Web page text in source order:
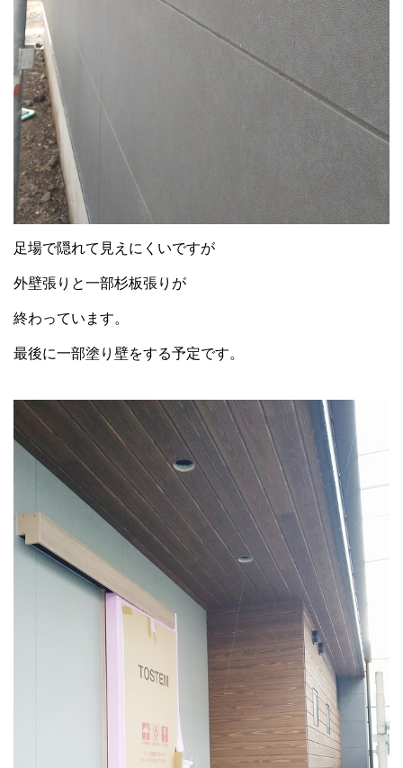
足場で隠れて見えにくいですが
外壁張りと一部杉板張りが
終わっています。
最後に一部塗り壁をする予定です。